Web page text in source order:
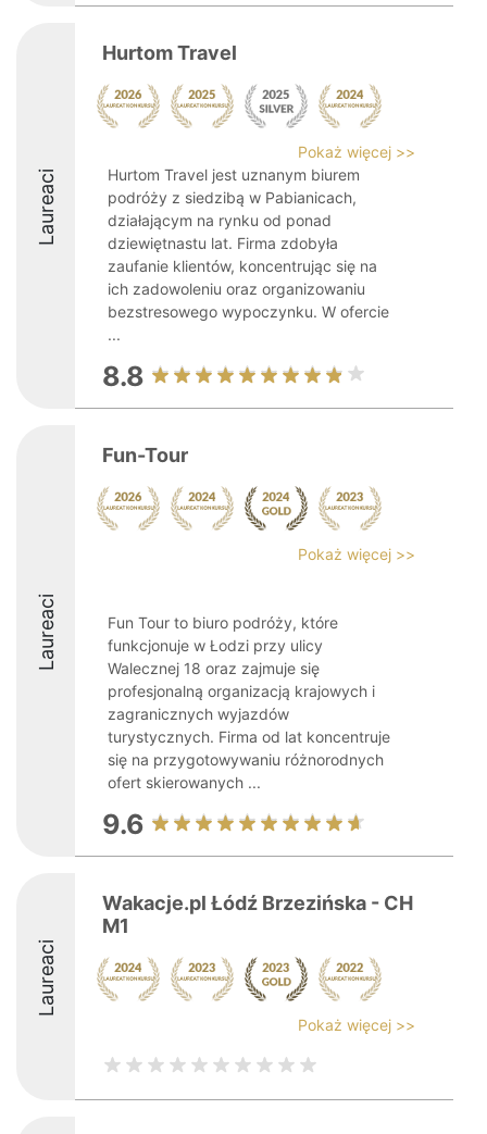
Laureaci
Hurtom Travel
Pokaż więcej >>
Hurtom Travel jest uznanym biurem
podróży z siedzibą w Pabianicach,
działającym na rynku od ponad
dziewiętnastu lat. Firma zdobyła
zaufanie klientów, koncentrując się na
ich zadowoleniu oraz organizowaniu
bezstresowego wypoczynku. W ofercie
...
8.8
Laureaci
Fun-Tour
Pokaż więcej >>
Fun Tour to biuro podróży, które
funkcjonuje w Łodzi przy ulicy
Walecznej 18 oraz zajmuje się
profesjonalną organizacją krajowych i
zagranicznych wyjazdów
turystycznych. Firma od lat koncentruje
się na przygotowywaniu różnorodnych
ofert skierowanych ...
9.6
Laureaci
Wakacje.pl Łódź Brzezińska - CH
M1
Pokaż więcej >>